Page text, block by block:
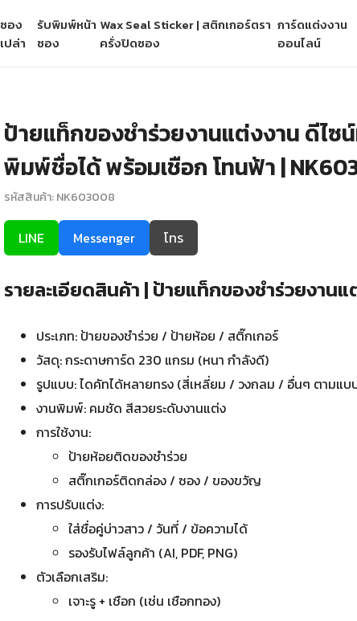
ซอง
เปล่า
รับพิมพ์หน้า
ซอง
Wax Seal Sticker | สติกเกอร์ตรา
ครั่งปิดซอง
การ์ดแต่งงาน
ออนไลน์
ป้ายแท็กของชำร่วยงานแต่งงาน ดีไซ
พิมพ์ชื่อได้ พร้อมเชือก โทนฟ้า |
รหัสสินค้า: NK603008
LINE Messenger โทร
รายละเอียดสินค้า | ป้ายแท็กของชำร่วยงานแ
ประเภท: ป้ายของชำร่วย / ป้ายห้อย / สติ๊กเกอร์
วัสดุ: กระดาษการ์ด 230 แกรม (หนา กำลังดี)
รูปแบบ: ไดคัทได้หลายทรง (สี่เหลี่ยม / วงกลม / อื่นๆ ตามแบ
งานพิมพ์: คมชัด สีสวยระดับงานแต่ง
การใช้งาน:
ป้ายห้อยติดของชำร่วย
สติ๊กเกอร์ติดกล่อง / ซอง / ของขวัญ
การปรับแต่ง:
ใส่ชื่อคู่บ่าวสาว / วันที่ / ข้อความได้
รองรับไฟล์ลูกค้า (AI, PDF, PNG)
ตัวเลือกเสริม:
เจาะรู + เชือก (เช่น เชือกทอง)